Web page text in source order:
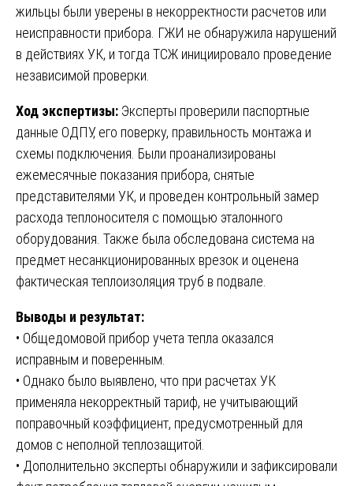
жильцы были уверены в некорректности расчетов или
неисправности прибора. ГЖИ не обнаружила нарушений
в действиях УК, и тогда ТСЖ инициировало проведение
независимой проверки.
Ход экспертизы: Эксперты проверили паспортные
данные ОДПУ, его поверку, правильность монтажа и
схемы подключения. Были проанализированы
ежемесячные показания прибора, снятые
представителями УК, и проведен контрольный замер
расхода теплоносителя с помощью эталонного
оборудования. Также была обследована система на
предмет несанкционированных врезок и оценена
фактическая теплоизоляция труб в подвале.
Выводы и результат:
• Общедомовой прибор учета тепла оказался
исправным и поверенным.
• Однако было выявлено, что при расчетах УК
применяла некорректный тариф, не учитывающий
поправочный коэффициент, предусмотренный для
домов с неполной теплозащитой.
• Дополнительно эксперты обнаружили и зафиксировали